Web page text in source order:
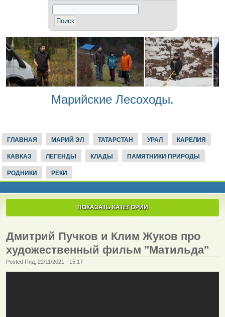
Марийские Лесоходы.
ГЛАВНАЯ МАРИЙ ЭЛ ТАТАРСТАН УРАЛ КАРЕЛИЯ
КАВКАЗ ЛЕГЕНДЫ КЛАДЫ ПАМЯТНИКИ ПРИРОДЫ
РОДНИКИ РЕКИ
ПОКАЗАТЬ КАТЕГОРИИ
Дмитрий Пучков и Клим Жуков про
художественный фильм "Матильда"
Posted Пнд, 22/11/2021 - 15:17